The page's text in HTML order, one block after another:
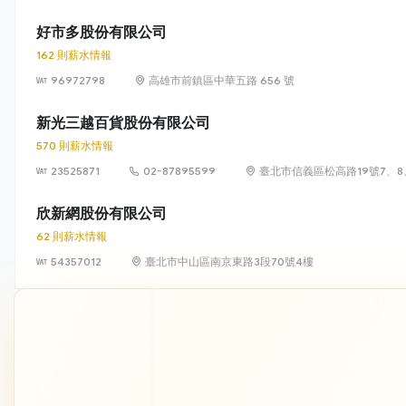
好市多股份有限公司
162 則薪水情報
96972798
高雄市前鎮區中華五路 656 號
新光三越百貨股份有限公司
570 則薪水情報
23525871
02-87895599 臺北市信義區松高路19號7、
欣新網股份有限公司
62 則薪水情報
54357012
臺北市中山區南京東路3段70號4樓